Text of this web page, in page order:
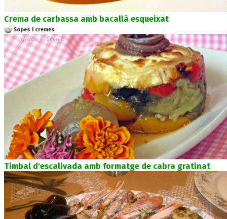
Crema de carbassa amb bacallà esqueixat
Sopes i cremes
Timbal d'escalivada amb formatge de cabra gratinat